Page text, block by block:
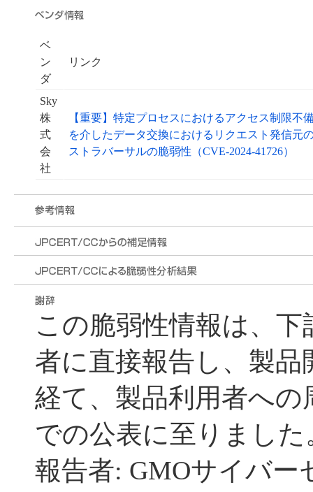
ベ
ン
ダ
リンク
Sky
株
式
会
社
【重要】特定プロセスにおけるアクセス制限不
を介したデータ交換におけるリクエスト発信元
ストラバーサルの脆弱性（CVE-2024-41726）
この脆弱性情報は、
者に直接報告し、製品
経て、製品利用者への
での公表に至りました
報告者: GMOサイバー